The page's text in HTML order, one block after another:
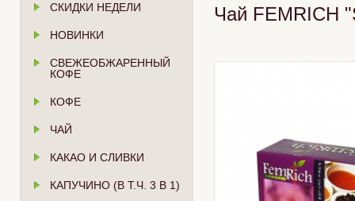
СКИДКИ НЕДЕЛИ
НОВИНКИ
СВЕЖЕОБЖАРЕННЫЙ
КОФЕ
КОФЕ
ЧАЙ
КАКАО И СЛИВКИ
КАПУЧИНО (В Т.Ч. 3 В 1)
Чай FEMRICH